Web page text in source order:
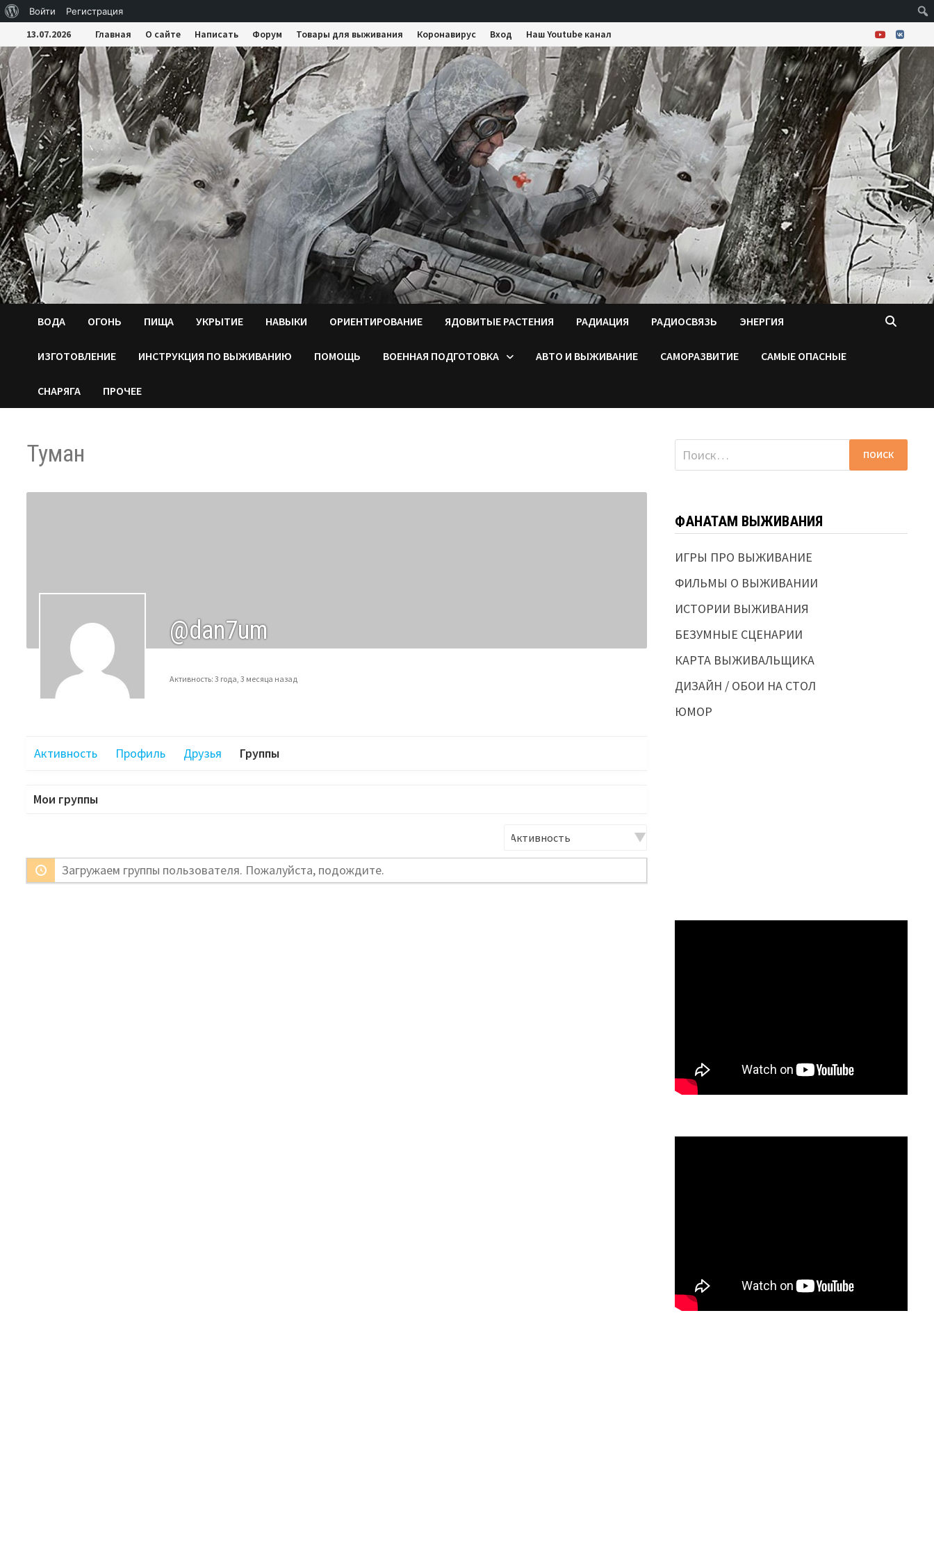
WordPress
Войти Регистрация
Перейти
к
содержимому
13.07.2026 Главная О сайте Написать Форум Товары для выживания Коронавирус Вход Наш Youtube канал
ВОДA ОГОНЬ ПИЩА УКРЫТИЕ НАВЫКИ ОРИЕНТИРОВАНИЕ ЯДОВИТЫЕ РАСТЕНИЯ РАДИАЦИЯ РАДИОСВЯЗЬ ЭНЕРГИЯ
ИЗГОТОВЛЕНИЕ ИНСТРУКЦИЯ ПО ВЫЖИВАНИЮ ПОМОЩЬ ВОЕННАЯ ПОДГОТОВКА АВТО И ВЫЖИВАНИЕ САМОРАЗВИТИЕ САМЫЕ ОПАСНЫЕ
СНАРЯГА ПРОЧЕЕ
Туман
@dan7um
Активность: 3 года, 3 месяца назад
Активность Профиль Друзья Группы
Мои группы
Фильтр:
Загружаем группы пользователя. Пожалуйста, подождите.
Найти:
ФАНАТАМ ВЫЖИВАНИЯ
ИГРЫ ПРО ВЫЖИВАНИЕ
ФИЛЬМЫ О ВЫЖИВАНИИ
ИСТОРИИ ВЫЖИВАНИЯ
БЕЗУМНЫЕ СЦЕНАРИИ
КАРТА ВЫЖИВАЛЬЩИКА
ДИЗАЙН / ОБОИ НА СТОЛ
ЮМОР